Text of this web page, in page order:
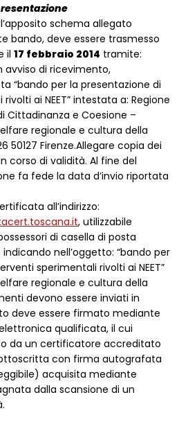
schema allegato
bando, deve essere trasmesso
il17 febbraio 2014 tramite:
di ricevimento,
“bando per la presentazione di
ai NEET” intestata a: Regione
Cittadinanza e Coesione –
regionale e cultura della
50127 Firenze.Allegare copia dei
corso di validità. Al fine del
fa fede la data d’invio riportata
all’indirizzo:
, utilizzabile
di casella di posta
nell’oggetto: “bando per
sperimentali rivolti ai NEET”
regionale e cultura della
devono essere inviati in
deve essere firmato mediante
qualificata, il cui
da un certificatore accreditato
con firma autografata
acquisita mediante
dalla scansione di un